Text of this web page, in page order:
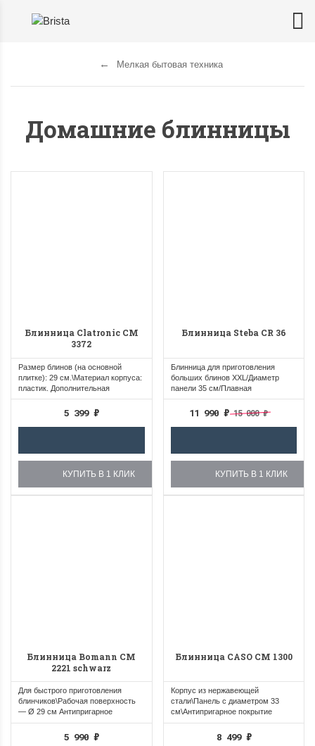
Мелкая бытовая техника
Домашние блинницы
Блинница Clatronic CM
3372
Размер блинов (на основной
плитке): 29 см.\Материал корпуса:
пластик. Дополнительная
информация:...
5 399₽
КУПИТЬ В 1 КЛИК
Блинница Steba CR 36
Блинница для приготовления
больших блинов XXL/Диаметр
панели 35 см/Плавная
регулировка...
11 990₽ 15 000₽
КУПИТЬ В 1 КЛИК
Блинница Bomann СМ
2221 schwarz
Для быстрого приготовления
блинчиков\Рабочая поверхность
— Ø 29 см Антипригарное
покрытие\Плавно...
5 990₽
Блинница CASO CM 1300
Корпус из нержавеющей
стали\Панель с диаметром 33
см\Антипригарное покрытие
ILAG\Плавная...
8 499 ₽